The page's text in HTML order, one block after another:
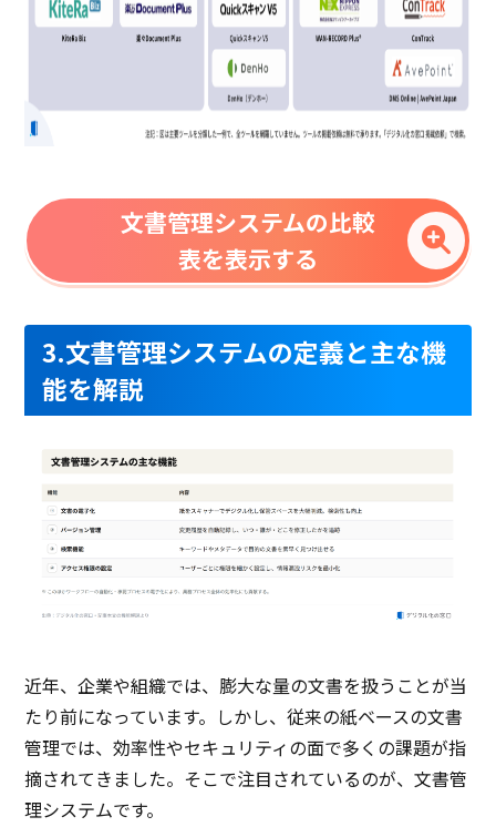
文書管理システムの比較
表を表示する
3.文書管理システムの定義と主な機
能を解説
近年、企業や組織では、膨大な量の文書を扱うことが当
たり前になっています。しかし、従来の紙ベースの文書
管理では、効率性やセキュリティの面で多くの課題が指
摘されてきました。そこで注目されているのが、文書管
理システムです。